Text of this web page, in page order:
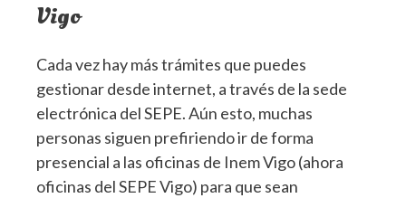
Vigo
Cada vez hay más trámites que puedes
gestionar desde internet, a través de la sede
electrónica del SEPE. Aún esto, muchas
personas siguen prefiriendo ir de forma
presencial a las oficinas de Inem Vigo (ahora
oficinas del SEPE Vigo) para que sean